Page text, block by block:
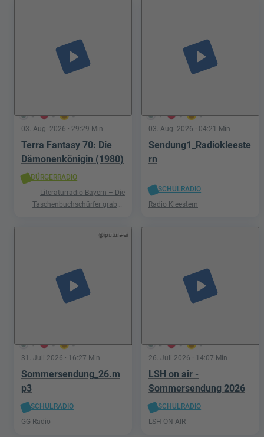
3 0 0
play_arrow
03. Aug. 2026 · 29:29 Min
Terra Fantasy 70: Die
Dämonenkönigin (1980)
BÜRGERRADIO
Literaturradio Bayern – Die
Taschenbuchschürfer graben
Phantastik
4 0 0
play_arrow
03. Aug. 2026 · 04:21 Min
Sendung1_Radiokleeste
rn
SCHULRADIO
Radio Kleestern
@iputure-ai
1 0 0
play_arrow
31. Juli 2026 · 16:27 Min
Sommersendung_26.m
p3
SCHULRADIO
GG Radio
2 3 0
play_arrow
26. Juli 2026 · 14:07 Min
LSH on air -
Sommersendung 2026
SCHULRADIO
LSH ON AIR